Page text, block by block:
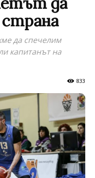
да спечелим
капитанът на
833